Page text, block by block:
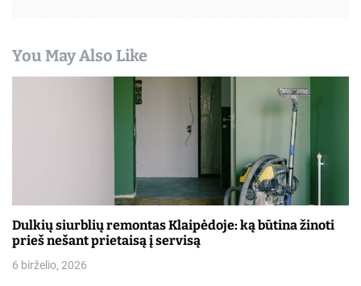
š
ų
You May Also Like
Dulkių siurblių remontas Klaipėdoje: ką būtina žinoti
prieš nešant prietaisą į servisą
6 birželio, 2026